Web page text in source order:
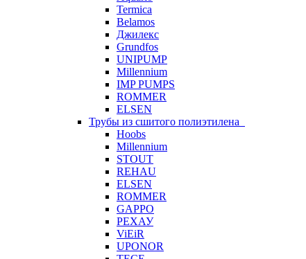
Termica
Belamos
Джилекс
Grundfos
UNIPUMP
Millennium
IMP PUMPS
ROMMER
ELSEN
Трубы из сшитого полиэтилена
Hoobs
Millennium
STOUT
REHAU
ELSEN
ROMMER
GAPPO
РЕХАУ
ViEiR
UPONOR